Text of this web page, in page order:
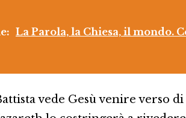
La Parola, la Chiesa, il mondo.
vede Gesù venire verso